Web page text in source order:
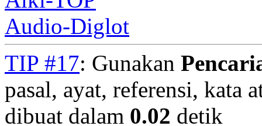
Audio-Diglot
TIP #17: Gunakan
pasal, ayat, referensi, kata
dibuat dalam 0.02 detik